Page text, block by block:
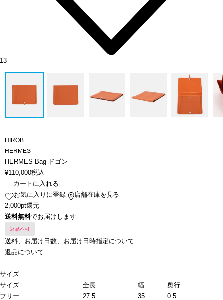
13
HIROB
HERMES
HERMES Bag ドゴン
¥110,000税込
カートに入れる
お気に入りに登録
店舗在庫を見る
2,000pt還元
送料無料でお届けします
返品不可
送料、お届け日数、お届け日時指定について
返品について
サイズ
サイズ
全長 幅
奥行
フリー
27.5 35
0.5